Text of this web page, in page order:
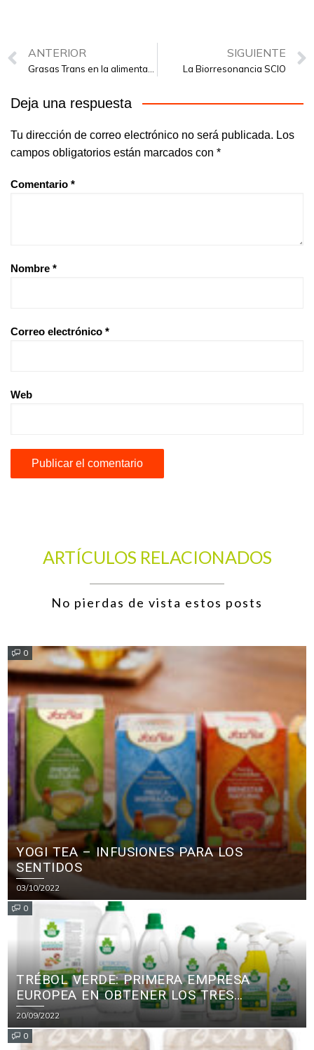
ANTERIOR SIGUIENTE
La Biorresonancia SCIO
Deja una respuesta
Tu dirección de correo electrónico no será publicada. Los
campos obligatorios están marcados con *
Comentario *
Nombre *
Correo electrónico *
Web
ARTÍCULOS RELACIONADOS
No pierdas de vista estos posts
0
YOGI TEA – INFUSIONES PARA LOS
SENTIDOS
03/10/2022
0
TRÉBOL VERDE: PRIMERA EMPRESA
EUROPEA EN OBTENER LOS TRES
PRINCIPALES CERTIFICADOS ECOLÓGICOS
PARA PRODUCTOS DE LIMPIEZA
20/09/2022
0